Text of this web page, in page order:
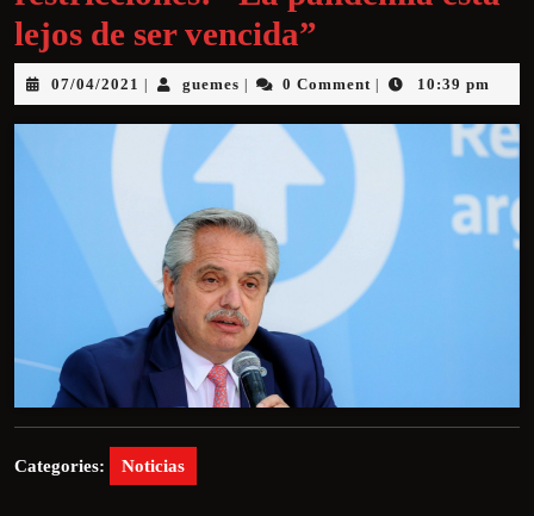
lejos de ser vencida”
07/04/2021 guemes 0 Comment 10:39 pm
Categories: Noticias